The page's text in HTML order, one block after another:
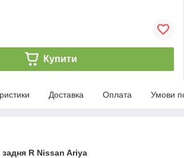
Купити
Доставка Оплата Умови
R Nissan Ariya